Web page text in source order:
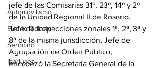
Automovilismo
Puerto Gaboto
Serodino
Ibarlucea
jefe de las Comisarias 31º, 23º, 14º y 2º
de la Unidad Regional II de Rosario,
Jefe de Inspecciones zonales 1ª, 2ª, 3ª y
8ª de la misma jurisdicción, Jefe de
Agrupación de Orden Público,
encabezó la Secretaría General de la